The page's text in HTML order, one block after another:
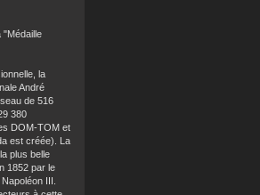
"Médaille
la
André
de 516
380
DOM-TOM et
est créée). La
plus belle
1852 par le
III.